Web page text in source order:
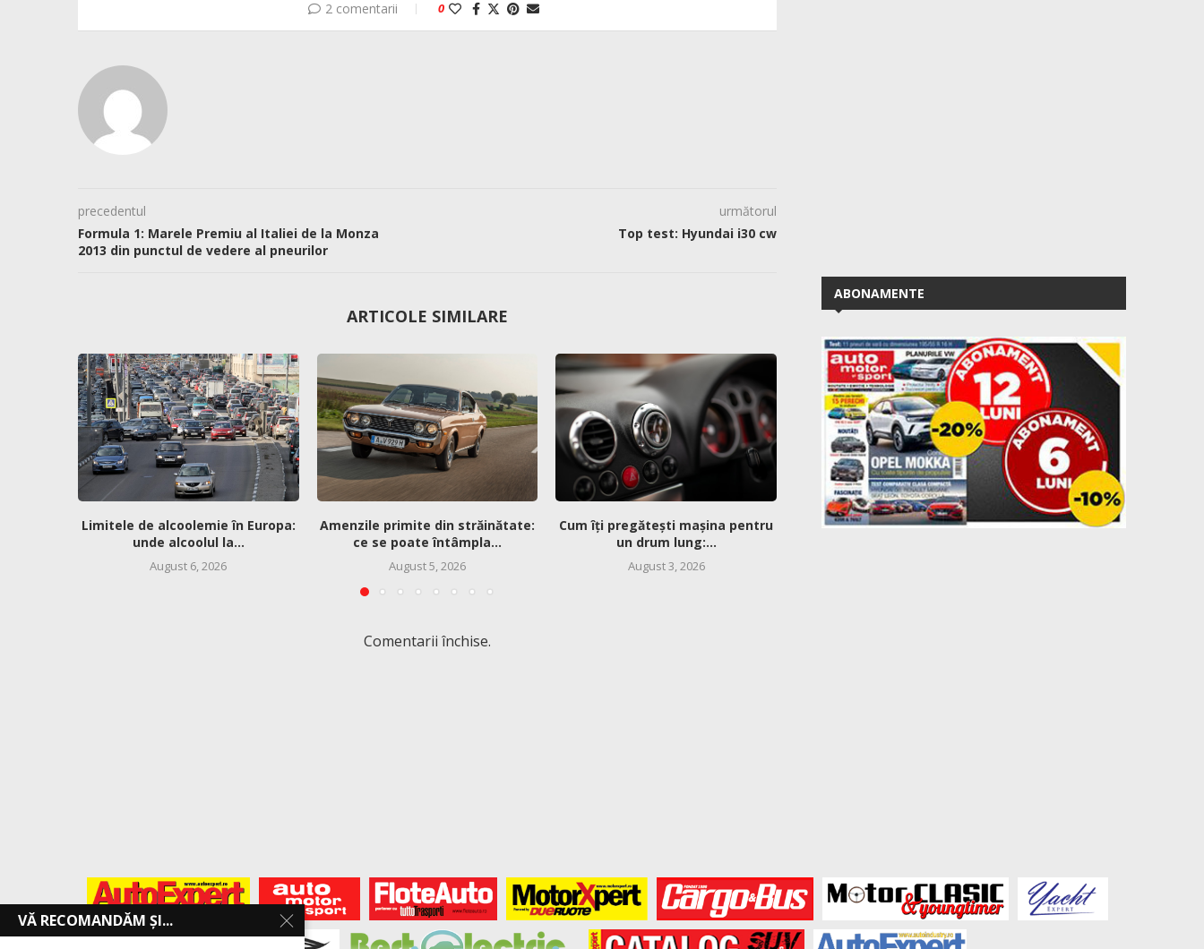
2 comentarii 0
precedentul
Formula 1: Marele Premiu al Italiei de la Monza
2013 din punctul de vedere al pneurilor
următorul
Top test: Hyundai i30 cw
ARTICOLE SIMILARE
Limitele de alcoolemie în Europa:
unde alcoolul la...
August 6, 2026
Amenzile primite din străinătate:
ce se poate întâmpla...
August 5, 2026
Cum îți pregătești mașina pentru
un drum lung:...
August 3, 2026
50 de ani de VW Golf GTI –...
Prețuri Skoda Epiq:
Comentarii închise.
ABONAMENTE
VĂ RECOMANDĂM ȘI...